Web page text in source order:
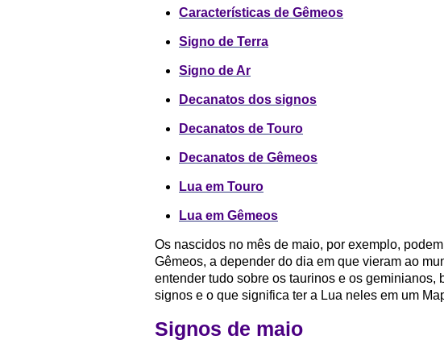
Características de Gêmeos
Signo de Terra
Signo de Ar
Decanatos dos signos
Decanatos de Touro
Decanatos de Gêmeos
Lua em Touro
Lua em Gêmeos
Os nascidos no mês de maio, por exemplo,
Gêmeos, a depender do dia em que vieram ao
entender tudo sobre os taurinos e os geminianos,
signos e o que significa ter a Lua neles em um
Signos de maio